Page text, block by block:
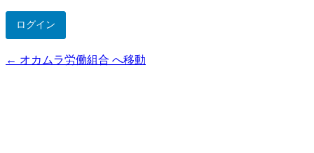
← オカムラ労働組合 へ移動